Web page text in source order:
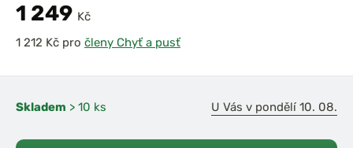
1 249 Kč
pro členy Chyť a pusť
Skladem > 10 ks U Vás v pondělí 10. 08.